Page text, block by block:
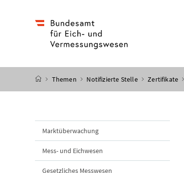
Startseite
Themen Notifizierte Stelle Zertifikate
Marktüberwachung
Mess- und Eichwesen
Gesetzliches Messwesen